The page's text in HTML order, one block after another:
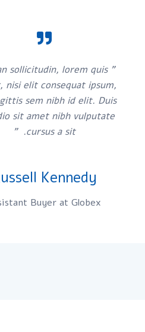
sollicitudin, lorem quis
nisi elit consequat ipsum,
sem nibh id elit. Duis
sit amet nibh vulputate
cursus a sit. "
Kennedy
Buyer at Globex